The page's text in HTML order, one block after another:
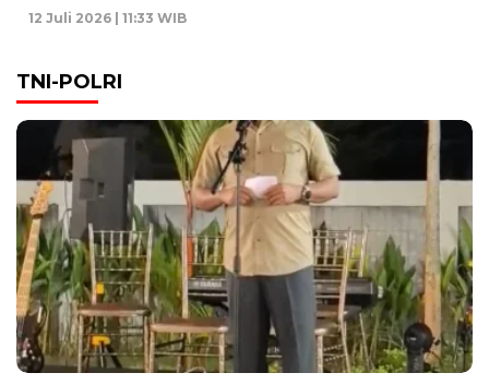
12 Juli 2026 | 11:33 WIB
TNI-POLRI